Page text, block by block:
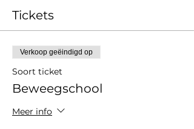
Tickets
Verkoop geëindigd op
Soort ticket
Beweegschool
Meer info